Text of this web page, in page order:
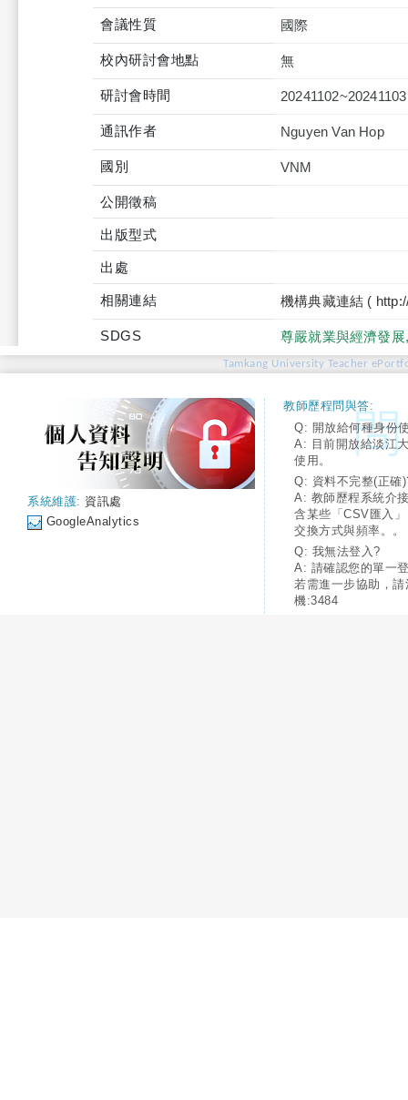
會議性質 國際
校內研討會地點 無
研討會時間 20241102~20241103
通訊作者 Nguyen Van Hop
國別 VNM
公開徵稿
出版型式
出處
相關連結 機構典藏連結 (
SDGS 尊嚴就業與經濟發
Tamkang University Teacher
系統維護: 資訊處
GoogleAnalytics
教師歷程問與答:
Q: 開放給何種身份
A: 目前開放給淡江
使用。
Q: 資料不完整(正確
A: 教師歷程系統介
含某些「CSV匯入
交換方式與頻率。。
Q: 我無法登入?
A: 請確認您的單一
若需進一步協助，
機:3484